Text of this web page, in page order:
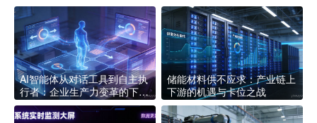
AI智能体从对话工具到自主执
行者：企业生产力变革的下一
个拐点
储能材料供不应求：产业链上
下游的机遇与卡位之战